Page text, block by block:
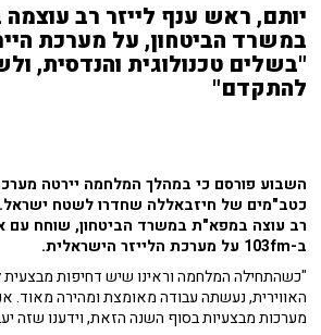
יותם, ראש ענף לייזר רב
במשרד הביטחון, על מערכת
"בשלים טכנולוגית והנדסית,
להתקדם"
השבוע פורסם כי במהלך המלחמה יירטה
כטב"מים של חיזבאללה שחדרו לשטח ישראל.
רב עוצה במפא"ת במשרד הביטחון, שוחח עם
ב-103fm על מערכת הלייזר הישראלית.
"כשהתחילה המלחמה וראינו שיש דחיפות מבצעית
האווירית, נעשתה עבודה מאומצת ומהירה מאוד.
מערכות מבצעיות בסוף השנה הזאת, וידענו שזה